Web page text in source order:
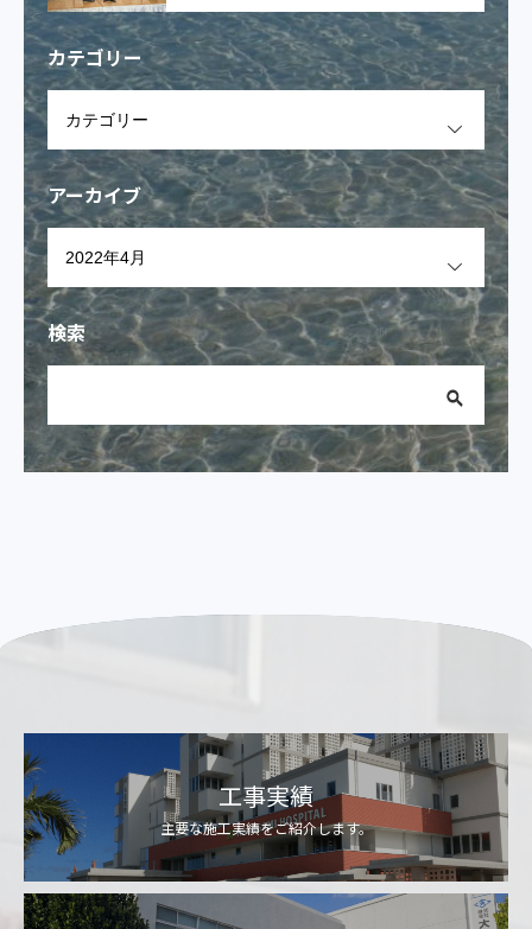
カテゴリー
アーカイブ
検索
工事実績
主要な施工実績をご紹介します。